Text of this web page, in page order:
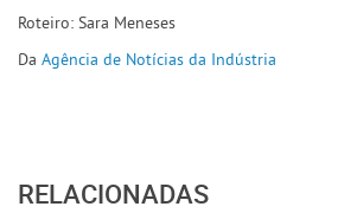
Roteiro: Sara Meneses
Da Agência de Notícias da Indústria
RELACIONADAS